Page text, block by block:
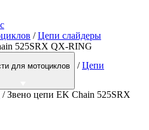
/Цепи слайдеры
525SRX QX-RING
для мотоциклов / Цепи
/ Звено цепи EK Chain 525SRX